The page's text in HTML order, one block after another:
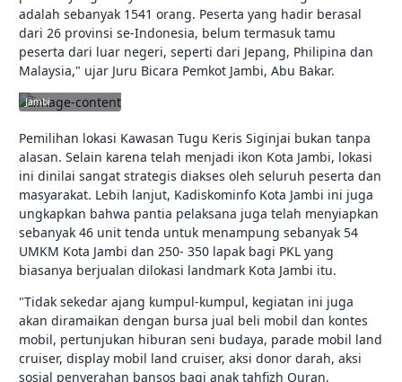
adalah sebanyak 1541 orang. Peserta yang hadir berasal
dari 26 provinsi se-Indonesia, belum termasuk tamu
peserta dari luar negeri, seperti dari Jepang, Philipina dan
Malaysia," ujar Juru Bicara Pemkot Jambi, Abu Bakar.
jambikota.go.id |
Jambi
Pemilihan lokasi Kawasan Tugu Keris Siginjai bukan tanpa
alasan. Selain karena telah menjadi ikon Kota Jambi, lokasi
ini dinilai sangat strategis diakses oleh seluruh peserta dan
masyarakat. Lebih lanjut, Kadiskominfo Kota Jambi ini juga
ungkapkan bahwa pantia pelaksana juga telah menyiapkan
sebanyak 46 unit tenda untuk menampung sebanyak 54
UMKM Kota Jambi dan 250- 350 lapak bagi PKL yang
biasanya berjualan dilokasi landmark Kota Jambi itu.
"Tidak sekedar ajang kumpul-kumpul, kegiatan ini juga
akan diramaikan dengan bursa jual beli mobil dan kontes
mobil, pertunjukan hiburan seni budaya, parade mobil land
cruiser, display mobil land cruiser, aksi donor darah, aksi
sosial penyerahan bansos bagi anak tahfizh Quran,